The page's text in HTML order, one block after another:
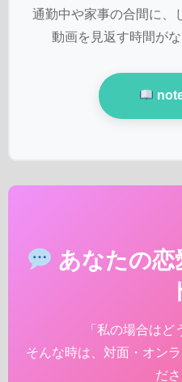
通勤中や家事の合間に、
動画を見返す時間が
あなたの恋
「私の場合はど
そんな時は、対面・オン
ださ